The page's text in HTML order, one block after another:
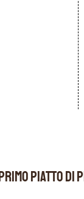
piatto